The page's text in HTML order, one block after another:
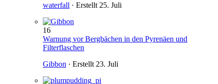
waterfall · Erstellt 25. Juli
16
Warnung vor Bergbächen in den Pyrenäen und
Filterflaschen
Gibbon · Erstellt 23. Juli